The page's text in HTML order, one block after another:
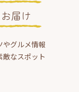
届け
やグルメ情報
なスポット